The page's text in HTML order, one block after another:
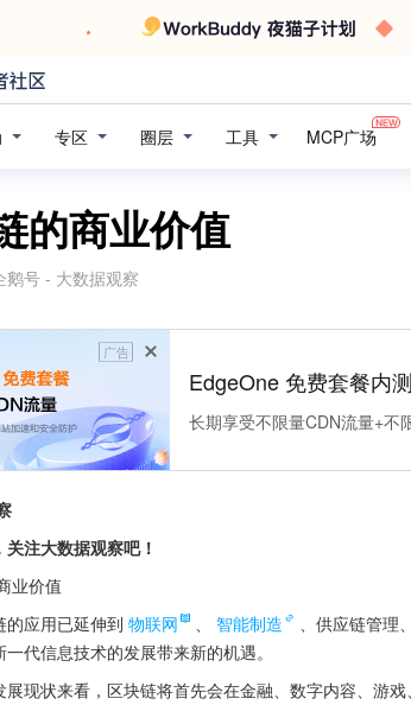
专区 圈层 工具 MCP广场
的商业价值
鹅号 - 大数据观察
广告
EdgeOne 免费套餐内
长期享受不限量CDN流量+不
注大数据观察吧！
业价值
的应用已延伸到 物联网 、 智能制造 、供应链管理
代信息技术的发展带来新的机遇。
展现状来看，区块链将首先会在金融、数字内容、游